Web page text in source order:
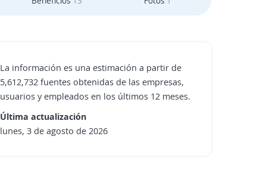
La información es una estimación a partir de
5,612,732 fuentes obtenidas de las empresas,
usuarios y empleados en los últimos 12 meses.
Última actualización
lunes, 3 de agosto de 2026